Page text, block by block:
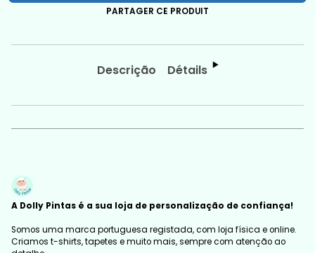
PARTAGER CE PRODUIT
Descrição Détails
A Dolly Pintas é a sua loja de personalização de confiança!
Somos uma marca portuguesa registada, com loja física e online.
Criamos t-shirts, tapetes e muito mais, sempre com atenção ao